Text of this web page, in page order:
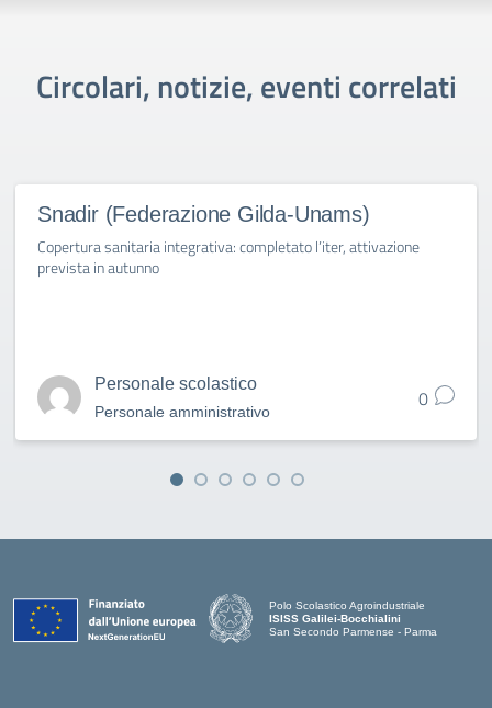
Circolari, notizie, eventi correlati
Snadir (Federazione Gilda-Unams)
Copertura sanitaria integrativa: completato l’iter, attivazione
prevista in autunno
Personale scolastico
Personale amministrativo 0
Polo Scolastico Agroindustriale
ISISS Galilei-Bocchialini
San Secondo Parmense - Parma